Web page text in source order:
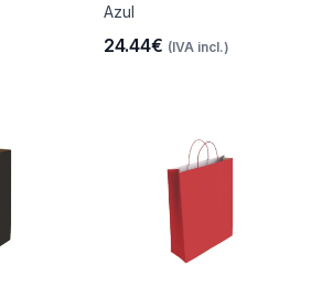
Azul
24.44€ (IVA incl.)